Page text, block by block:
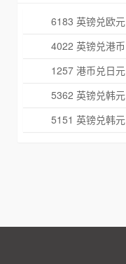
6183 英镑兑欧元
4022 英镑兑港币
1257 港币兑日元
5362 英镑兑韩元
5151 英镑兑韩元